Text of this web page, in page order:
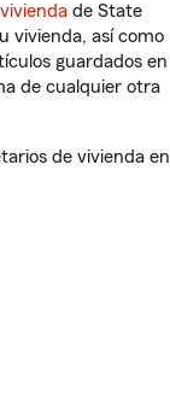
de State
vivienda, así como
guardados en
de cualquier otra
de vivienda en